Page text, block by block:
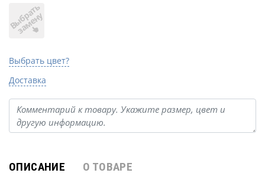
В
ы
б
р
а
т
ь
з
а
м
е
н
у
Выбрать цвет?
Доставка
ОПИСАНИЕ О ТОВАРЕ